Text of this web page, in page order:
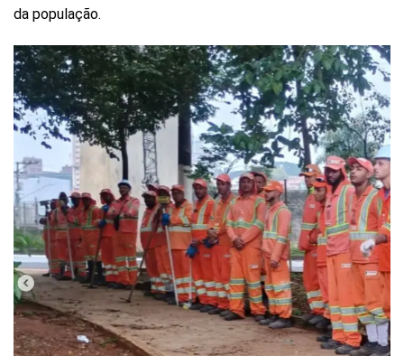
da população.